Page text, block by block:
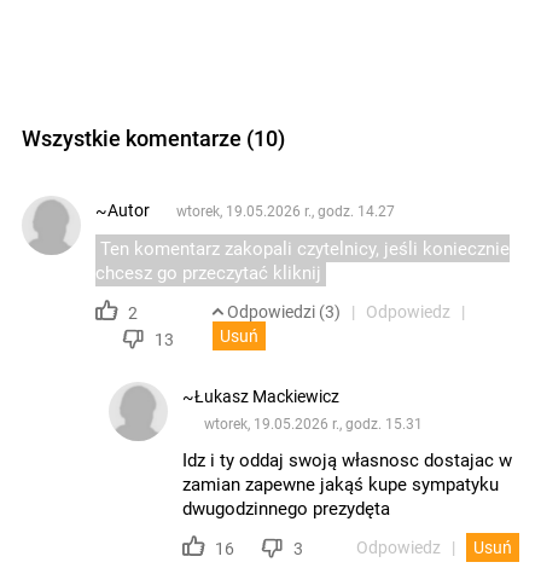
Wszystkie komentarze (10)
~Autor wtorek, 19.05.2026 r., godz. 14.27
Ten komentarz zakopali czytelnicy, jeśli koniecznie
chcesz go przeczytać kliknij
2
13
Odpowiedzi (3)
Odpowiedz
Usuń
~Łukasz Mackiewicz
wtorek, 19.05.2026 r., godz. 15.31
Idz i ty oddaj swoją własnosc dostajac w
zamian zapewne jakąś kupe sympatyku
dwugodzinnego prezydęta
16 3 Odpowiedz
Usuń